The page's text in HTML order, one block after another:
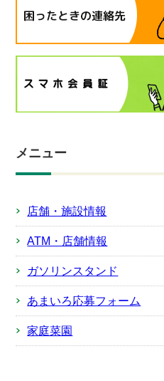
メニュー
店舗・施設情報
ATM・店舗情報
ガソリンスタンド
あまいろ応募フォーム
家庭菜園